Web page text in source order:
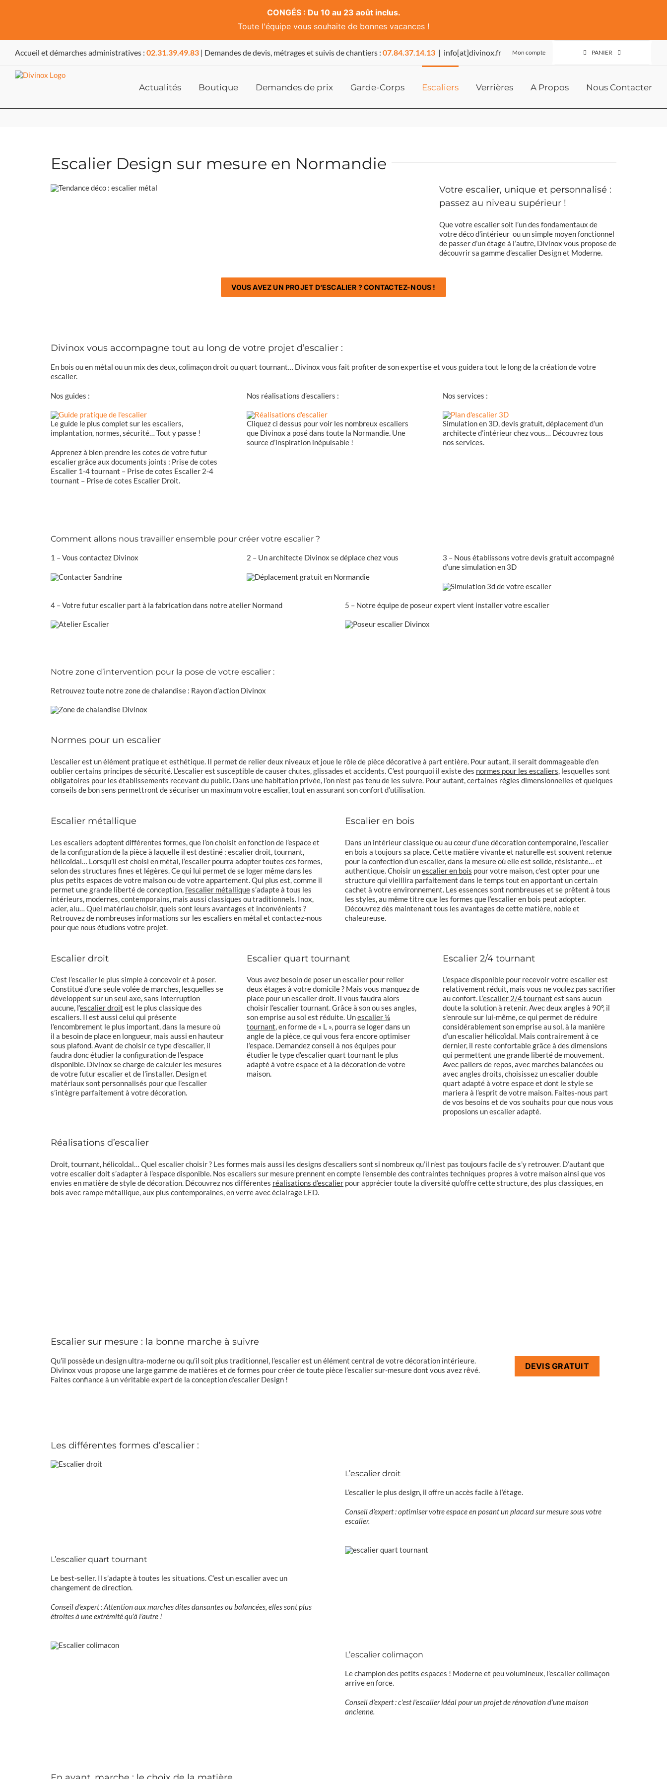
CONGÉS : Du 10 au 23 août inclus.
Toute l'équipe vous souhaite de bonnes vacances !
Passer
Accueil et démarches administratives : 02.31.39.49.83 | Demandes de devis, métrages et suivis de chantiers : 07.84.37.14.13 | info[at]divinox.fr Mon compte PANIER
Actualités Boutique Demandes de prix Garde-Corps Escaliers Verrières A Propos Nous Contacter
Escalier Design sur mesure en Normandie
Votre escalier, unique et personnalisé :
passez au niveau supérieur !
Que votre escalier soit l’un des fondamentaux de
votre déco d’intérieur ou un simple moyen fonctionnel
de passer d’un étage à l’autre, Divinox vous propose de
découvrir sa gamme d’escalier Design et Moderne.
VOUS AVEZ UN PROJET D’ESCALIER ? CONTACTEZ-NOUS !
Divinox vous accompagne tout au long de votre projet d’escalier :
En bois ou en métal ou un mix des deux, colimaçon droit ou quart tournant… Divinox vous fait profiter de son expertise et vous guidera tout le long de la création de votre
escalier.
Nos guides :
Le guide le plus complet sur les escaliers,
implantation, normes, sécurité… Tout y passe !
Apprenez à bien prendre les cotes de votre futur
escalier grâce aux documents joints : Prise de cotes
Escalier 1-4 tournant – Prise de cotes Escalier 2-4
tournant – Prise de cotes Escalier Droit.
Nos réalisations d’escaliers :
Cliquez ci dessus pour voir les nombreux escaliers
que Divinox a posé dans toute la Normandie. Une
source d’inspiration inépuisable !
Nos services :
Simulation en 3D, devis gratuit, déplacement d’un
architecte d’intérieur chez vous… Découvrez tous
nos services.
Comment allons nous travailler ensemble pour créer votre escalier ?
1 – Vous contactez Divinox 2 – Un architecte Divinox se déplace chez vous
3 – Nous établissons votre devis gratuit accompagné
d’une simulation en 3D
4 – Votre futur escalier part à la fabrication dans notre atelier Normand 5 – Notre équipe de poseur expert vient installer votre escalier
Notre zone d’intervention pour la pose de votre escalier :
Retrouvez toute notre zone de chalandise : Rayon d’action Divinox
Normes pour un escalier
L’escalier est un élément pratique et esthétique. Il permet de relier deux niveaux et joue le rôle de pièce décorative à part entière. Pour autant, il serait dommageable d’en
oublier certains principes de sécurité. L’escalier est susceptible de causer chutes, glissades et accidents. C’est pourquoi il existe des normes pour les escaliers, lesquelles sont
obligatoires pour les établissements recevant du public. Dans une habitation privée, l’on n’est pas tenu de les suivre. Pour autant, certaines règles dimensionnelles et quelques
conseils de bon sens permettront de sécuriser un maximum votre escalier, tout en assurant son confort d’utilisation.
Escalier métallique
Les escaliers adoptent différentes formes, que l’on choisit en fonction de l’espace et
de la configuration de la pièce à laquelle il est destiné : escalier droit, tournant,
hélicoïdal… Lorsqu’il est choisi en métal, l’escalier pourra adopter toutes ces formes,
selon des structures fines et légères. Ce qui lui permet de se loger même dans les
plus petits espaces de votre maison ou de votre appartement. Qui plus est, comme il
permet une grande liberté de conception, l’escalier métalliques’adapte à tous les
intérieurs, modernes, contemporains, mais aussi classiques ou traditionnels. Inox,
acier, alu… Quel matériau choisir, quels sont leurs avantages et inconvénients ?
Retrouvez de nombreuses informations sur les escaliers en métal et contactez-nous
pour que nous étudions votre projet.
Escalier en bois
Dans un intérieur classique ou au cœur d’une décoration contemporaine, l’escalier
en bois a toujours sa place. Cette matière vivante et naturelle est souvent retenue
pour la confection d’un escalier, dans la mesure où elle est solide, résistante… et
authentique. Choisir unescalier en bois pour votre maison, c’est opter pour une
structure qui vieillira parfaitement dans le temps tout en apportant un certain
cachet à votre environnement. Les essences sont nombreuses et se prêtent à tous
les styles, au même titre que les formes que l’escalier en bois peut adopter.
Découvrez dès maintenant tous les avantages de cette matière, noble et
chaleureuse.
Escalier droit
C’est l’escalier le plus simple à concevoir et à poser.
Constitué d’une seule volée de marches, lesquelles se
développent sur un seul axe, sans interruption
aucune, l’escalier droit est le plus classique des
escaliers. Il est aussi celui qui présente
l’encombrement le plus important, dans la mesure où
il a besoin de place en longueur, mais aussi en hauteur
sous plafond. Avant de choisir ce type d’escalier, il
faudra donc étudier la configuration de l’espace
disponible. Divinox se charge de calculer les mesures
de votre futur escalier et de l’installer. Design et
matériaux sont personnalisés pour que l’escalier
s’intègre parfaitement à votre décoration.
Escalier quart tournant
Vous avez besoin de poser un escalier pour relier
deux étages à votre domicile ? Mais vous manquez de
place pour un escalier droit. Il vous faudra alors
choisir l’escalier tournant. Grâce à son ou ses angles,
son emprise au sol est réduite. Unescalier ¼
tournant, en forme de « L », pourra se loger dans un
angle de la pièce, ce qui vous fera encore optimiser
l’espace. Demandez conseil à nos équipes pour
étudier le type d’escalier quart tournant le plus
adapté à votre espace et à la décoration de votre
maison.
Escalier 2/4 tournant
L’espace disponible pour recevoir votre escalier est
relativement réduit, mais vous ne voulez pas sacrifier
au confort. L’escalier 2/4 tournant est sans aucun
doute la solution à retenir. Avec deux angles à 90°, il
s’enroule sur lui-même, ce qui permet de réduire
considérablement son emprise au sol, à la manière
d’un escalier hélicoïdal. Mais contrairement à ce
dernier, il reste confortable grâce à des dimensions
qui permettent une grande liberté de mouvement.
Avec paliers de repos, avec marches balancées ou
avec angles droits, choisissez un escalier double
quart adapté à votre espace et dont le style se
mariera à l’esprit de votre maison. Faites-nous part
de vos besoins et de vos souhaits pour que nous vous
proposions un escalier adapté.
Réalisations d’escalier
Droit, tournant, hélicoïdal… Quel escalier choisir ? Les formes mais aussi les designs d’escaliers sont si nombreux qu’il n’est pas toujours facile de s’y retrouver. D’autant que
votre escalier doit s’adapter à l’espace disponible. Nos escaliers sur mesure prennent en compte l’ensemble des contraintes techniques propres à votre maison ainsi que vos
envies en matière de style de décoration. Découvrez nos différentes réalisations d’escalier pour apprécier toute la diversité qu’offre cette structure, des plus classiques, en
bois avec rampe métallique, aux plus contemporaines, en verre avec éclairage LED.
Escalier sur mesure : la bonne marche à suivre
Qu’il possède un design ultra-moderne ou qu’il soit plus traditionnel, l’escalier est un élément central de votre décoration intérieure.
Divinox vous propose une large gamme de matières et de formes pour créer de toute pièce l’escalier sur-mesure dont vous avez rêvé.
Faites confiance à un véritable expert de la conception d’escalier Design !
DEVIS GRATUIT
Les différentes formes d’escalier :
L’escalier droit
L’escalier le plus design, il offre un accès facile à l’étage.
Conseil d’expert : optimiser votre espace en posant un placard sur mesure sous votre
escalier.
L’escalier quart tournant
Le best-seller. Il s’adapte à toutes les situations. C’est un escalier avec un
changement de direction.
Conseil d’expert : Attention aux marches dites dansantes ou balancées, elles sont plus
étroites à une extrémité qu’à l’autre !
L’escalier colimaçon
Le champion des petits espaces ! Moderne et peu volumineux, l’escalier colimaçon
arrive en force.
Conseil d’expert : c’est l’escalier idéal pour un projet de rénovation d’une maison
ancienne.